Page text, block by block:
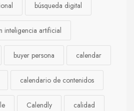
búsqueda digital
inteligencia artificial
buyer persona calendar
calendario de contenidos
Calendly calidad